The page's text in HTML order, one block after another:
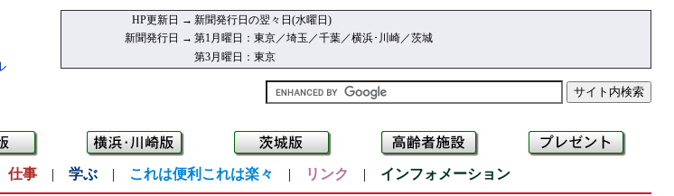
HP更新日 → 新聞発行日の翌々日(水曜日)
新聞発行日 → 第1月曜日：東京／埼玉／千葉／横浜･川崎／茨城
第3月曜日：東京
仕事 | 学ぶ | これは便利これは楽々 | リンク | インフォメーション